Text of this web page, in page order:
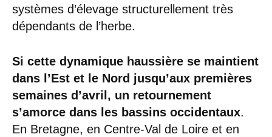
systèmes d’élevage structurellement très
dépendants de l’herbe.
Si cette dynamique haussière se maintient
dans l’Est et le Nord jusqu’aux premières
semaines d’avril, un retournement
s’amorce dans les bassins occidentaux.
En Bretagne, en Centre-Val de Loire et en